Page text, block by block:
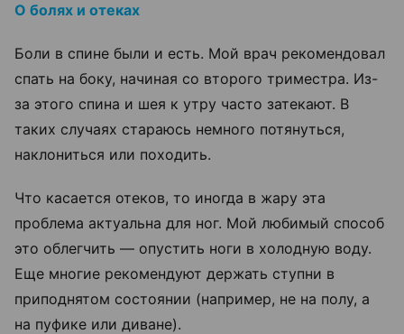
О болях и отеках
Боли в спине были и есть. Мой врач рекомендовал
спать на боку, начиная со второго триместра. Из-
за этого спина и шея к утру часто затекают. В
таких случаях стараюсь немного потянуться,
наклониться или походить.
Что касается отеков, то иногда в жару эта
проблема актуальна для ног. Мой любимый способ
это облегчить — опустить ноги в холодную воду.
Еще многие рекомендуют держать ступни в
приподнятом состоянии (например, не на полу, а
на пуфике или диване).